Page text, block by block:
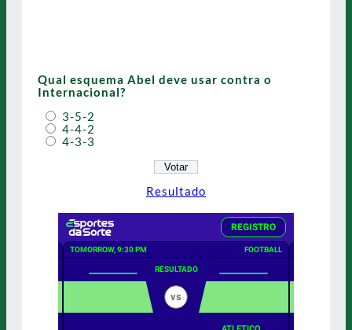
Qual esquema Abel deve usar contra o
Internacional?
3-5-2
4-4-2
4-3-3
Resultado